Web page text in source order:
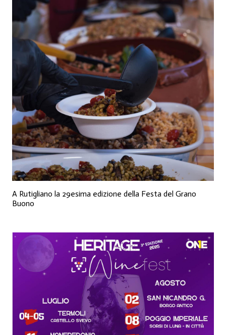
A Rutigliano la 29esima edizione della Festa del Grano
Buono